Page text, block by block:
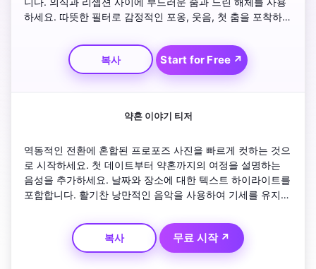
하세요. 따뜻한 필터로 감정적인 포옹, 웃음, 첫 춤을 포착하세
버레이로 마무리합니다.
복사
Start for Free ↗
약혼 이야기 티저
역동적인 전환에 혼합된 프로포즈 사진을 빠르게 컷하는 것으
로 시작하세요. 첫 데이트부터 약혼까지의 여정을 설명하는
음성을 추가하세요. 날짜와 장소에 대한 텍스트 하이라이트를
포함합니다. 활기찬 낭만적인 음악을 사용하여 기세를 유지하
초대하는 태그라인으로 마무리하세요.
복사
무료 시작 ↗